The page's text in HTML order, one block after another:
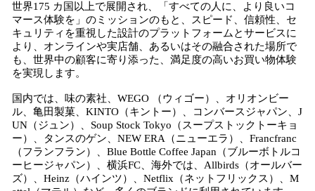
世界175 カ国以上で展開され、「すべての人に、より良いコ
マース体験を」のミッションのもと、スピード、信頼性、セ
キュリティを重視した設計のプラットフォームとサービスに
より、オンラインや実店舗、あるいはその融合された場所で
も、世界中の顧客に寄り添った、満足度の高いお買い物体験
を実現します。
国内では、味の素社、WEGO （ウィゴー）、オリオンビー
ル、亀田製菓、KINTO（キントー）、コンバースジャパン、J
UN（ジュン）、Soup Stock Tokyo（スープストックトーキョ
ー）、タンスのゲン、NEW ERA（ニューエラ）、Francfranc
（フランフラン）、Blue Bottle Coffee Japan（ブルーボトルコ
ーヒージャパン）、横浜FC、海外では、Allbirds（オールバー
ズ）、Heinz（ハインツ）、Netflix（ネットフリックス）、M